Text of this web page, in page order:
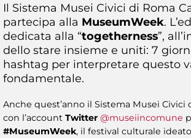
Il Sistema Musei Civici di Roma
partecipa alla MuseumWeek.
dedicata alla “togetherness”,
dello stare insieme e uniti: 7
hashtag per interpretare questo
fondamentale.
Anche quest’anno il Sistema Musei Civici
con l’account Twitter @museiincomune
#MuseumWeek, il festival culturale